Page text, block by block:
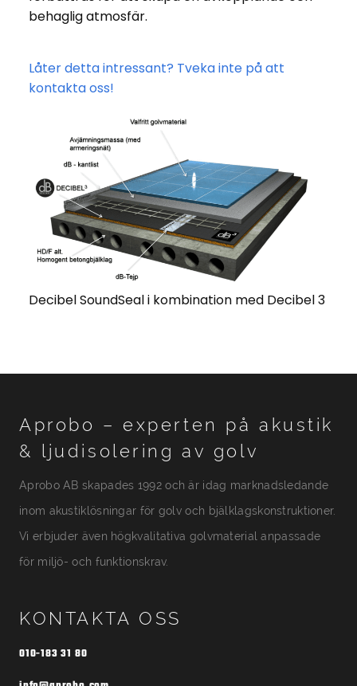
behaglig atmosfär.
Låter detta intressant? Tveka inte på att
kontakta oss!
Decibel SoundSeal i kombination med Decibel 3
Aprobo – experten på akustik
& ljudisolering av golv
Aprobo AB skapades 1992 och är idag marknadsledande
inom akustiklösningar för golv och bjälklagskonstruktioner.
Vi erbjuder även högkvalitativa golvmaterial anpassade
för miljö- och funktionskrav.
KONTAKTA OSS
010-183 31 80